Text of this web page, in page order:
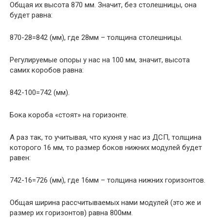
Общая их высота 870 мм. Значит, без столешницы, она
будет равна:
870-28=842 (мм), где 28мм – толщина столешницы.
Регулируемые опоры у нас на 100 мм, значит, высота
самих коробов равна:
842-100=742 (мм).
Бока короба «стоят» на горизонте.
А раз так, то учитывая, что кухня у нас из ДСП, толщина
которого 16 мм, то размер боков нижних модулей будет
равен:
742-16=726 (мм), где 16мм – толщина нижних горизонтов.
Общая ширина рассчитываемых нами модулей (это же и
размер их горизонтов) равна 800мм.